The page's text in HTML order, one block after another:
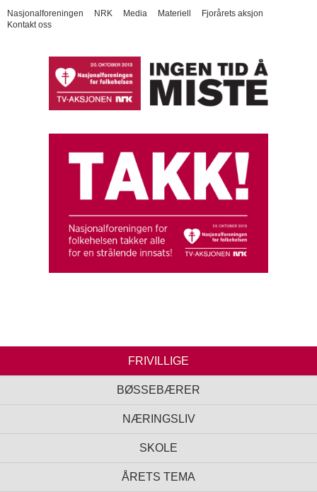
Nasjonalforeningen NRK Media Materiell
Fjorårets aksjon
Kontakt oss
FRIVILLIGE
BØSSEBÆRER
NÆRINGSLIV
SKOLE
ÅRETS TEMA